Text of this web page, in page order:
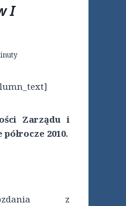
I
Zarządu i
2010.
z